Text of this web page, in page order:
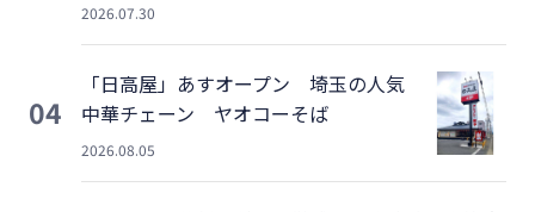
2026.07.30
04
「日高屋」あすオープン 埼玉の人気
中華チェーン ヤオコーそば
2026.08.05